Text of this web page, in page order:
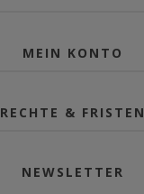
MEIN KONTO
RECHTE & FRISTEN
NEWSLETTER